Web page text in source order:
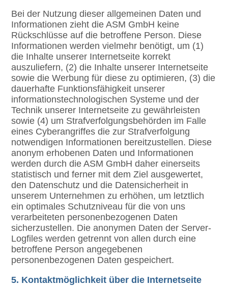
Bei der Nutzung dieser allgemeinen Daten und
Informationen zieht die ASM GmbH keine
Rückschlüsse auf die betroffene Person. Diese
Informationen werden vielmehr benötigt, um (1)
die Inhalte unserer Internetseite korrekt
auszuliefern, (2) die Inhalte unserer Internetseite
sowie die Werbung für diese zu optimieren, (3) die
dauerhafte Funktionsfähigkeit unserer
informationstechnologischen Systeme und der
Technik unserer Internetseite zu gewährleisten
sowie (4) um Strafverfolgungsbehörden im Falle
eines Cyberangriffes die zur Strafverfolgung
notwendigen Informationen bereitzustellen. Diese
anonym erhobenen Daten und Informationen
werden durch die ASM GmbH daher einerseits
statistisch und ferner mit dem Ziel ausgewertet,
den Datenschutz und die Datensicherheit in
unserem Unternehmen zu erhöhen, um letztlich
ein optimales Schutzniveau für die von uns
verarbeiteten personenbezogenen Daten
sicherzustellen. Die anonymen Daten der Server-
Logfiles werden getrennt von allen durch eine
betroffene Person angegebenen
personenbezogenen Daten gespeichert.
5. Kontaktmöglichkeit über die Internetseite